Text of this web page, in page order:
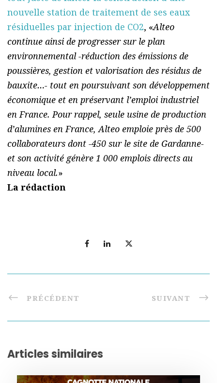
nouvelle station de traitement de ses eaux
résiduelles par injection de CO2, «Alteo
continue ainsi de progresser sur le plan
environnemental -réduction des émissions de
poussières, gestion et valorisation des résidus de
bauxite…- tout en poursuivant son développement
économique et en préservant l’emploi industriel
en France. Pour rappel, seule usine de production
d’alumines en France, Alteo emploie près de 500
collaborateurs dont -450 sur le site de Gardanne-
et son activité génère 1 000 emplois directs au
niveau local.»
La rédaction
PRÉCÉDENT SUIVANT
Articles similaires